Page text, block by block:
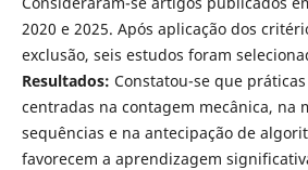
2020 e 2025. Após aplicação dos
exclusão, seis estudos foram
Resultados: Constatou-se que
centradas na contagem mecânica, na
sequências e na antecipação de
favorecem a aprendizagem